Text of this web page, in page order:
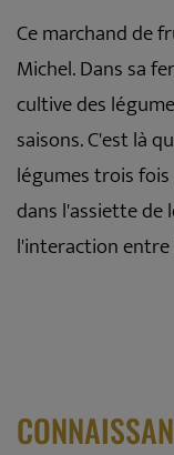
Ce marchand de
Michel. Dans sa
cultive des
saisons. C'est là
légumes trois
dans l'assiette
l'interaction